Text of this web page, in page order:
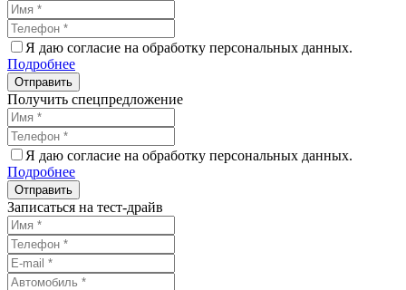
Я даю согласие на обработку персональных данных.
Подробнее
Получить спецпредложение
Я даю согласие на обработку персональных данных.
Подробнее
Записаться на тест-драйв